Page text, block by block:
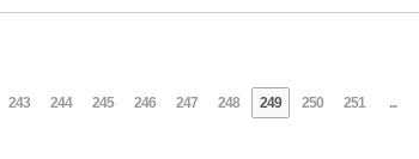
243 244 245 246 247 248 249 250 251 ...